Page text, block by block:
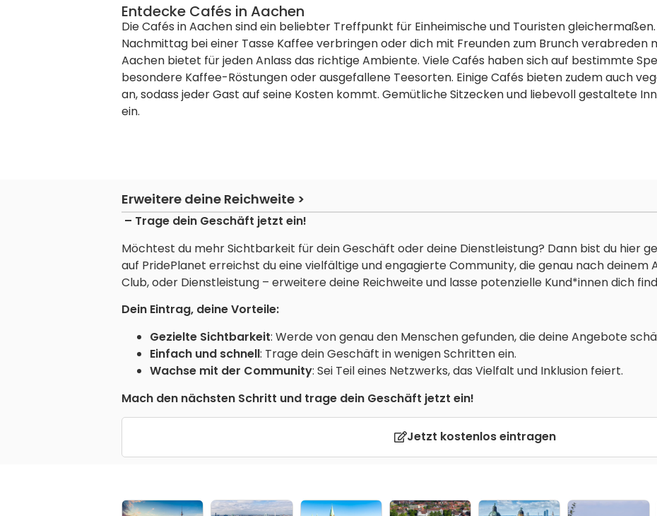
Entdecke Cafés in Aachen
Die Cafés in Aachen sind ein beliebter Treffpunkt für Einheimische und Touristen
Nachmittag bei einer Tasse Kaffee verbringen oder dich mit Freunden zum Brunch verabreden
Aachen bietet für jeden Anlass das richtige Ambiente. Viele Cafés haben sich auf bestimmte
besondere Kaffee-Röstungen oder ausgefallene Teesorten. Einige Cafés bieten zudem auch
an, sodass jeder Gast auf seine Kosten kommt. Gemütliche Sitzecken und liebevoll gestaltete
ein.
Erweitere deine Reichweite >
– Trage dein Geschäft jetzt ein!
Möchtest du mehr Sichtbarkeit für dein Geschäft oder deine Dienstleistung? Dann bist du hier
auf PridePlanet erreichst du eine vielfältige und engagierte Community, die genau nach deinem
Club, oder Dienstleistung – erweitere deine Reichweite und lasse potenzielle Kund*innen dich
Dein Eintrag, deine Vorteile:
Gezielte Sichtbarkeit: Werde von genau den Menschen gefunden, die deine Angebote
Einfach und schnell: Trage dein Geschäft in wenigen Schritten ein.
Wachse mit der Community: Sei Teil eines Netzwerks, das Vielfalt und Inklusion feiert.
Mach den nächsten Schritt und trage dein Geschäft jetzt ein!
Jetzt kostenlos eintragen